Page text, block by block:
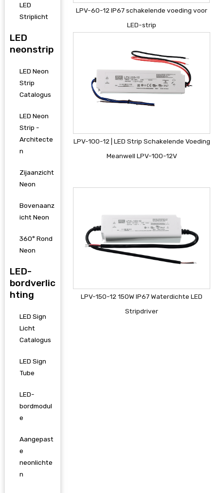
LED
Striplicht
LED
neonstrip
LED Neon
Strip
Catalogus
LED Neon
Strip -
Architecte
n
Zijaanzicht
Neon
Bovenaanz
icht Neon
360° Rond
Neon
LED-
bordverlic
hting
LED Sign
Licht
Catalogus
LED Sign
Tube
LED-
bordmodul
e
Aangepast
e
neonlichte
n
LPV-60-12 IP67 schakelende voeding voor
LED-strip
LPV-100-12 | LED Strip Schakelende Voeding
Meanwell LPV-100-12V
LPV-150-12 150W IP67 Waterdichte LED
Stripdriver